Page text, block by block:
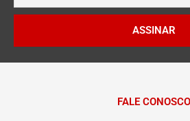
ASSINAR
FALE CONOSCO